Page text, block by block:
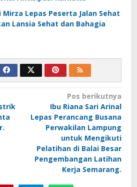
Mirza Lepas Peserta Jalan Sehat
Lansia Sehat dan Bahagia
Pos berikutnya
Ibu Riana Sari Arinal
Lepas Perancang Busana
Perwakilan Lampung
untuk Mengikuti
Pelatihan di Balai Besar
Pengembangan Latihan
Kerja Semarang.